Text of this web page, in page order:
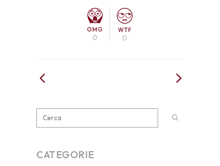
OMG
0
WTF
0
CATEGORIE